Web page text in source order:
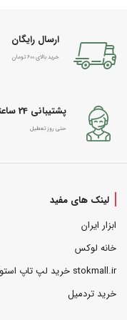
ارسال رایگان
خرید بالای 600 تومان
پشتیبانی 24 ساعته
حتی روز تعطیل
لینک های مفید
ابزار ایران
خانه لوکس
stokmall.ir خرید لپ تاپ استوک
خرید تردمیل